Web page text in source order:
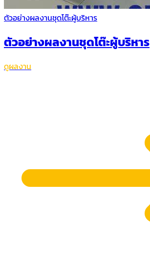
ตัวอย่างผลงานชุดโต๊ะผู้บริหาร
ตัวอย่างผลงานชุดโต๊ะผู้บริหาร
ดูผลงาน